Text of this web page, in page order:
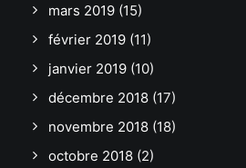
mars 2019 (15)
février 2019 (11)
janvier 2019 (10)
décembre 2018 (17)
novembre 2018 (18)
octobre 2018 (2)